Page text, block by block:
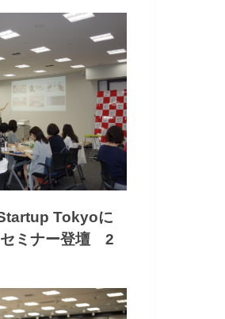
Tokyoに
セミナー登壇 2